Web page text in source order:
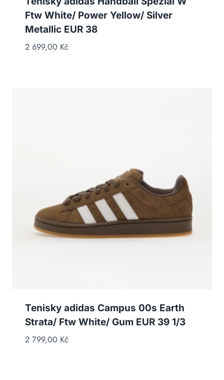
Ftw White/ Power Yellow/ Silver
Metallic EUR 38
2 699,00 Kč
Tenisky adidas Campus 00s Earth
Strata/ Ftw White/ Gum EUR 39 1/3
2 799,00 Kč